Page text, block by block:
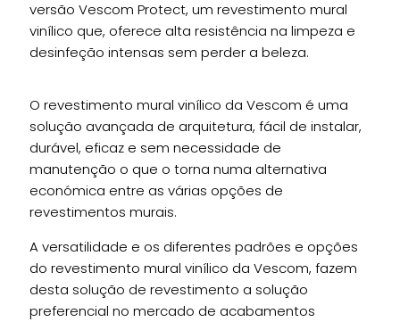
versão Vescom Protect, um revestimento mural
vinílico que, oferece alta resistência na limpeza e
desinfeção intensas sem perder a beleza.
O revestimento mural vinílico da Vescom é uma
solução avançada de arquitetura, fácil de instalar,
durável, eficaz e sem necessidade de
manutenção o que o torna numa alternativa
económica entre as várias opções de
revestimentos murais.
A versatilidade e os diferentes padrões e opções
do revestimento mural vinílico da Vescom, fazem
desta solução de revestimento a solução
preferencial no mercado de acabamentos